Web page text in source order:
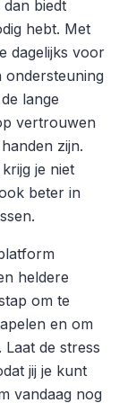
biedt
hebt. Met
dagelijks voor
ondersteuning
lange
vertrouwen
zijn.
je niet
beter in
heldere
om te
en om
de stress
jij je kunt
vandaag nog